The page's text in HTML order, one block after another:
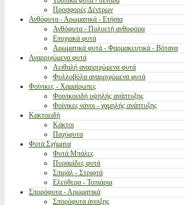
Προσφορές Δέντρων
Ανθόφυτα - Αρωματικά - Ετήσια
Ανθόφυτα - Πολυετή ανθοφόρα
Εποχιακά φυτά
Αρωματικά φυτά - Φαρμακευτικά - Βότανα
Αναρριχώμενα φυτά
Αειθαλή αναρριχώμενα φυτά
Φυλλοβόλα αναρριχώμενα φυτά
Φοίνικες - Χαμαίρωπες
Φοινικοειδή υψηλής ανάπτυξης
Φοίνικες νάνοι - χαμηλής ανάπτυξης
Κακτοειδή
Κάκτοι
Παχύφυτα
Φυτά Σχήματα
Φυτά Μπάλες
Πυραμίδες φυτά
Σπιράλ - Στριφτά
Ελεύθερα - Τοπιάρια
Σπορόφυτα - Αρωματικά
Σπορόφυτα άνοιξης